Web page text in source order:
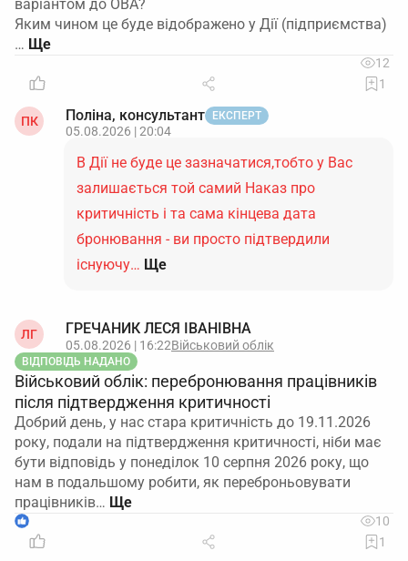
варіантом до ОВА?
Яким чином це буде відображено у Дії (підприємства)
…
12
1
ПК Поліна, консультант ЕКСПЕРТ
05.08.2026 | 20:04
В Дії не буде це зазначатися,тобто у Вас
залишається той самий Наказ про
критичність і та сама кінцева дата
бронювання - ви просто підтвердили
існуючу… Ще
ЛГ ГРЕЧАНИК ЛЕСЯ ІВАНІВНА
05.08.2026 | 16:22Військовий облік
ВІДПОВІДЬ НАДАНО
Військовий облік: перебронювання працівників
після підтвердження критичності
Добрий день, у нас стара критичність до 19.11.2026
року, подали на підтвердження критичності, ніби має
бути відповідь у понеділок 10 серпня 2026 року, що
нам в подальшому робити, як переброньовувати
працівників…
1
10
1